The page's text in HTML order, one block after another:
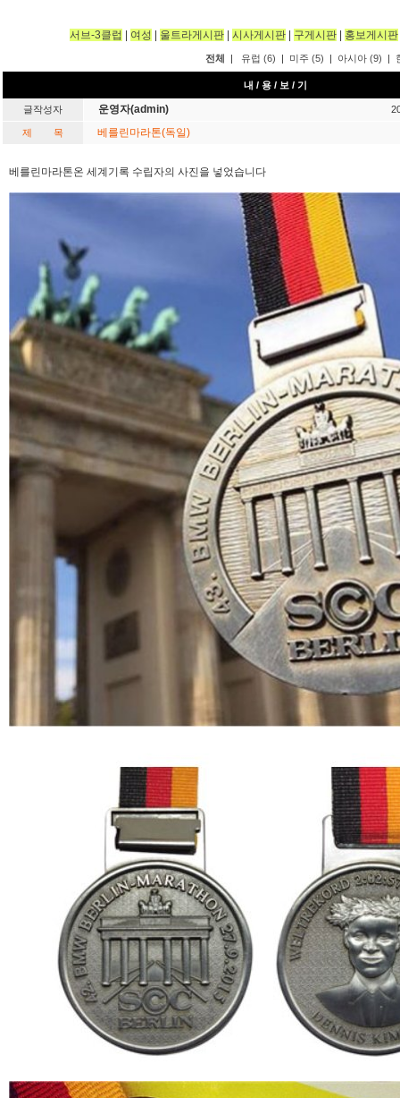
서브-3클럽 여성 울트라게시판| 시사게시판| 구게시판| 홍보게시판
전체 | 유럽 (6) | 미주 (5) | 아시아 (9) |
내 / 용 / 보 / 기
글작성자 운영자(admin)
제 목 베를린마라톤(독일)
베를린마라톤온 세계기록 수립자의 사진을 넣었습니다